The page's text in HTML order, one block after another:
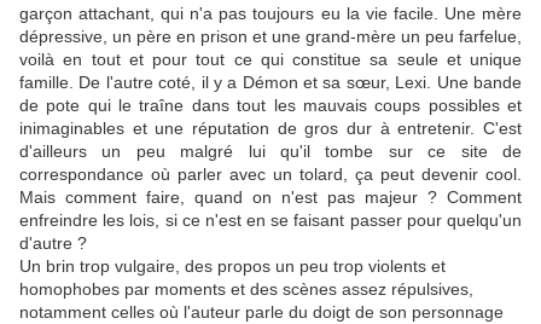
garçon attachant, qui n'a pas toujours eu la vie facile. Une mère
dépressive, un père en prison et une grand-mère un peu farfelue,
voilà en tout et pour tout ce qui constitue sa seule et unique
famille. De l'autre coté, il y a Démon et sa sœur, Lexi. Une bande
de pote qui le traîne dans tout les mauvais coups possibles et
inimaginables et une réputation de gros dur à entretenir. C'est
d'ailleurs un peu malgré lui qu'il tombe sur ce site de
correspondance où parler avec un tolard, ça peut devenir cool.
Mais comment faire, quand on n'est pas majeur ? Comment
enfreindre les lois, si ce n'est en se faisant passer pour quelqu'un
d'autre ?
Un brin trop vulgaire, des propos un peu trop violents et
homophobes par moments et des scènes assez répulsives,
notamment celles où l'auteur parle du doigt de son personnage